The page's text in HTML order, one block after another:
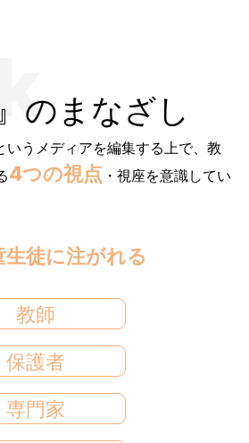
のまなざし
うメディアを編集する上で、教
4つの視点 ・視座を意識してい
徒に注がれる
教師
保護者
専門家